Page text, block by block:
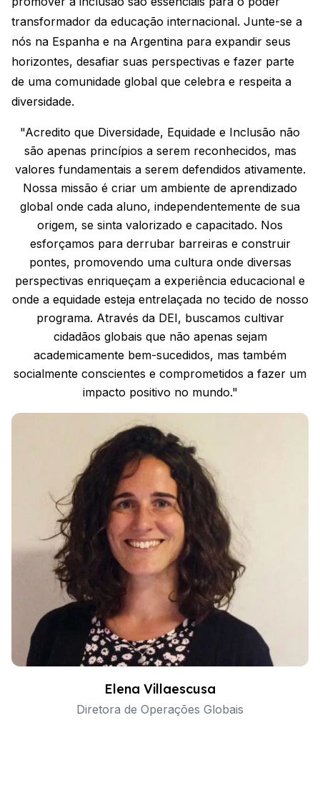
transformador da educação internacional. Junte-se a
nós na Espanha e na Argentina para expandir seus
horizontes, desafiar suas perspectivas e fazer parte
de uma comunidade global que celebra e respeita a
diversidade.
Elena Villaescusa
Diretora de Operações Globais
"Acredito que Diversidade, Equidade e Inclusão não
são apenas princípios a serem reconhecidos, mas
valores fundamentais a serem defendidos ativamente.
Nossa missão é criar um ambiente de aprendizado
global onde cada aluno, independentemente de sua
origem, se sinta valorizado e capacitado. Nos
esforçamos para derrubar barreiras e construir
pontes, promovendo uma cultura onde diversas
perspectivas enriqueçam a experiência educacional e
onde a equidade esteja entrelaçada no tecido de nosso
programa. Através da DEI, buscamos cultivar
cidadãos globais que não apenas sejam
academicamente bem-sucedidos, mas também
socialmente conscientes e comprometidos a fazer um
impacto positivo no mundo."